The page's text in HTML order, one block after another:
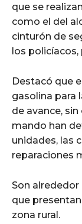
que se
como el del
cinturón de
los policíacos,
Destacó que
gasolina para
de avance,
mando han
unidades, las
reparaciones
Son alrededor
que
zona rural.